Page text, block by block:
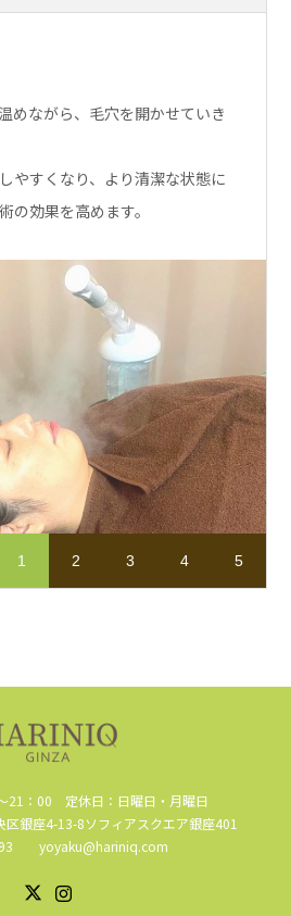
めながら、毛穴を開かせていき
やすくなり、より清潔な状態に
の効果を高めます。
ープクレンジング
エステダム』のアイテムを使
ステティシャンを含め、世界中
るフランスのスキンケアブラン
にして、施術の効果を高める下
らせるために、コットンパック
す。
、浮き出た角栓を中心に除去し
て行うので、痛みなどはござい
が豊富に入った珪藻土とヒアル
ラミド(肌バリア)・アラント
ス(抗炎症)、EGF(再生)、加水分
)を贅沢に配合されたモデリン
1 2 3 4 5
21：00 定休日：日曜日・月曜日
銀座4-13-8ソフィアスクエア銀座401
yoyaku@hariniq.com